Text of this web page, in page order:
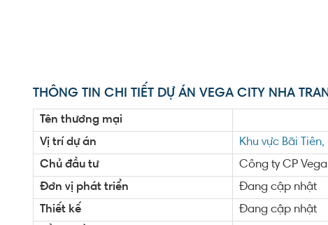
THÔNG TIN CHI TIẾT DỰ ÁN VEGA CITY NHA
Tên thương mại
Vị trí dự án
Khu vực Bãi
Chủ đầu tư
Công ty CP
Đơn vị phát triển
Đang cập nhật
Thiết kế
Đang cập nhật